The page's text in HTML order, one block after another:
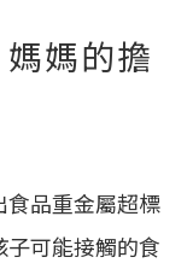
媽媽的擔
品重金屬超標
可能接觸的食